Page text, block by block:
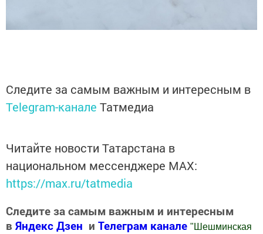
Следите за самым важным и интересным в
Telegram-канале Татмедиа
Читайте новости Татарстана в
национальном мессенджере MАХ:
https://max.ru/tatmedia
Следите за самым важным и интересным
в Яндекс Дзен и Телеграм канале " Шешминская